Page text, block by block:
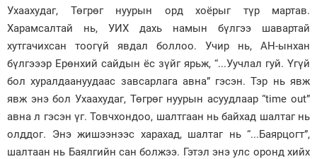
Ухаахудаг, Төгрөг нуурын орд хоёрыг түр мартав.
Харамсалтай нь, УИХ дахь намын бүлгээ шавартай
хутгачихсан тоогүй явдал боллоо. Учир нь, АН-ынхан
бүлгэээр Ерөнхий сайдын ёс зүйг ярьж, “...Уучлал гуй. Үгүй
бол хуралдаануудаас завсарлага авна” гэсэн. Тэр нь явж
явж энэ бол Ухаахудаг, Төгрөг нуурын асуудлаар “time out”
авна л гэсэн үг. Товчхондоо, шалтгаан нь байхад шалтаг нь
олддог. Энэ жишээнээс харахад, шалтаг нь “...Баярцогт”,
шалтаан нь Баялгийн сан болжээ. Гэтэл энэ улс оронд хийх